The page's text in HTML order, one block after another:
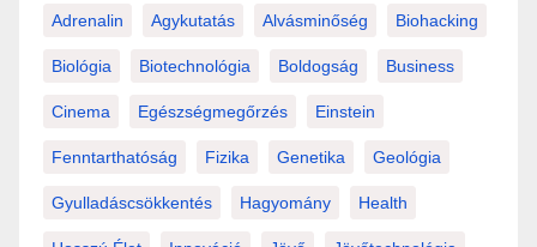
Adrenalin Agykutatás Alvásminőség Biohacking
Biológia Biotechnológia Boldogság Business
Cinema Egészségmegőrzés Einstein
Fenntarthatóság Fizika Genetika Geológia
Gyulladáscsökkentés Hagyomány Health